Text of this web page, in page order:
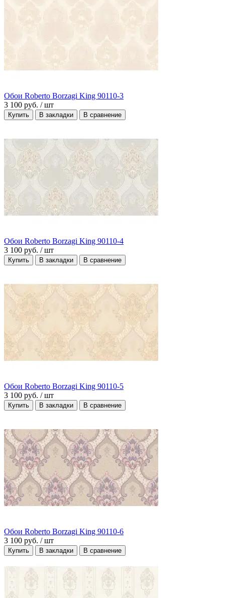
Обои Roberto Borzagi King 90110-3
3 100 руб. / шт
Купить В закладки В сравнение
Обои Roberto Borzagi King 90110-4
3 100 руб. / шт
Купить В закладки В сравнение
Обои Roberto Borzagi King 90110-5
3 100 руб. / шт
Купить В закладки В сравнение
Обои Roberto Borzagi King 90110-6
3 100 руб. / шт
Купить В закладки В сравнение